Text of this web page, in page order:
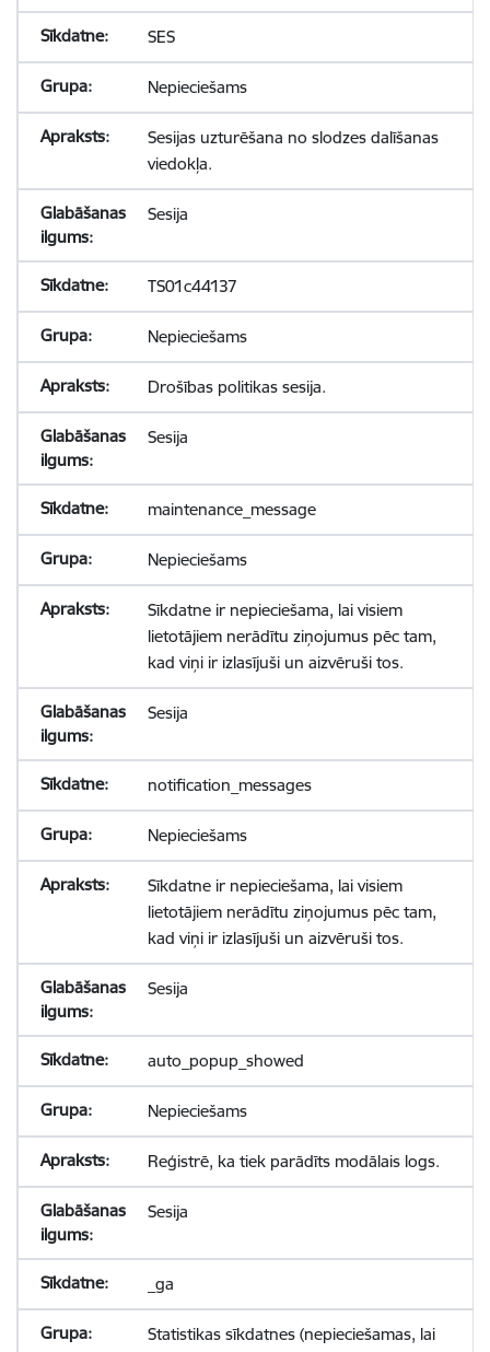
SES
Nepieciešams
Sesijas uzturēšana no slodzes dalīšanas
viedokļa.
Sesija
TS01c44137
Nepieciešams
Drošības politikas sesija.
Sesija
maintenance_message
Nepieciešams
Sīkdatne ir nepieciešama, lai visiem
lietotājiem nerādītu ziņojumus pēc tam,
kad viņi ir izlasījuši un aizvēruši tos.
Sesija
notification_messages
Nepieciešams
Sīkdatne ir nepieciešama, lai visiem
lietotājiem nerādītu ziņojumus pēc tam,
kad viņi ir izlasījuši un aizvēruši tos.
Sesija
auto_popup_showed
Nepieciešams
Reģistrē, ka tiek parādīts modālais logs.
Sesija
_ga
Statistikas sīkdatnes (nepieciešamas, lai